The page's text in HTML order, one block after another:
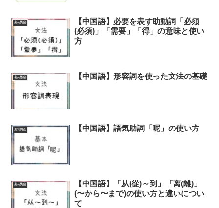
基礎編
【中国語】必要を表す助動詞「必须
(必須)」「需要」「得」の意味と使い
方
基礎編 【中国語】形容詞を使った文法の基礎
基礎編 【中国語】語気助詞「呢」の使い方
基礎編
【中国語】「从(從)～到」「离(離)」
(〜から〜まで)の使い方と違いについ
て